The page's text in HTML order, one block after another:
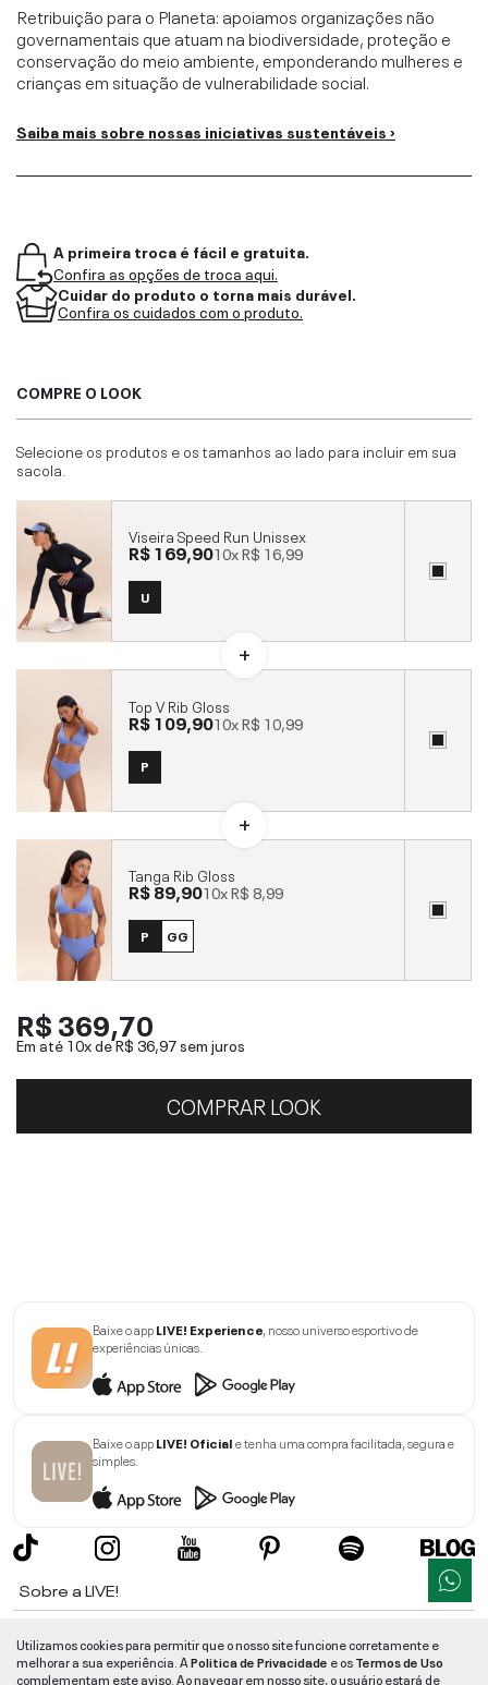
Retribuição para o Planeta: apoiamos organizações não
governamentais que atuam na biodiversidade, proteção e
conservação do meio ambiente, emponderando mulheres e
crianças em situação de vulnerabilidade social.
Saiba mais sobre nossas iniciativas sustentáveis ›
A primeira troca é fácil e gratuita.
Confira as opções de troca aqui.
Cuidar do produto o torna mais durável.
Confira os cuidados com o produto.
COMPRE O LOOK
Selecione os produtos e os tamanhos ao lado para incluir em sua
sacola.
Viseira Speed Run Unissex
R$ 169,9010xR$ 16,99
U
Top V Rib Gloss
R$ 109,9010xR$ 10,99
P
Tanga Rib Gloss
R$ 89,9010xR$ 8,99
P GG
R$ 369,70
Em até 10x deR$ 36,97sem juros
COMPRAR LOOK
Baixe o appLIVE! Experience, nosso universo esportivo de
experiências únicas.
Baixe o appLIVE! Oficiale tenha uma compra facilitada, segura e
simples.
Sobre a LIVE!
Informações
Utilizamos cookies para permitir que o nosso site funcione corretamente e
melhorar a sua experiência. APolitica de Privacidade e osTermos de Uso
complementam este aviso. Ao navegar em nosso site, o usuário estará de